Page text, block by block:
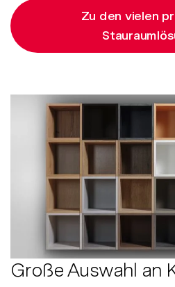
Zu den vielen
Große Auswahl an